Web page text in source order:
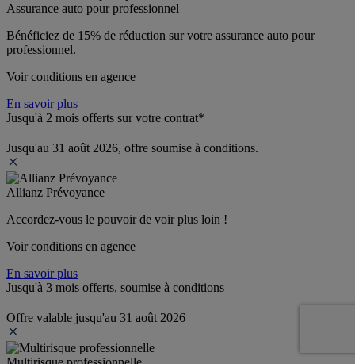
Assurance auto pour professionnel
Bénéficiez de 15% de réduction sur votre assurance auto pour
professionnel.
Voir conditions en agence
En savoir plus
Jusqu'à 2 mois offerts sur votre contrat*
Jusqu'au 31 août 2026, offre soumise à conditions.
Allianz Prévoyance
Accordez-vous le pouvoir de voir plus loin !
Voir conditions en agence
En savoir plus
Jusqu'à 3 mois offerts, soumise à conditions
Offre valable jusqu'au 31 août 2026